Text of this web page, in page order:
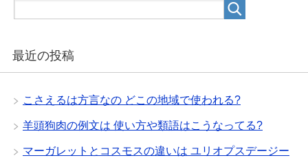
最近の投稿
こさえるは方言なの どこの地域で使われる?
羊頭狗肉の例文は 使い方や類語はこうなってる?
マーガレットとコスモスの違いは ユリオプスデージー